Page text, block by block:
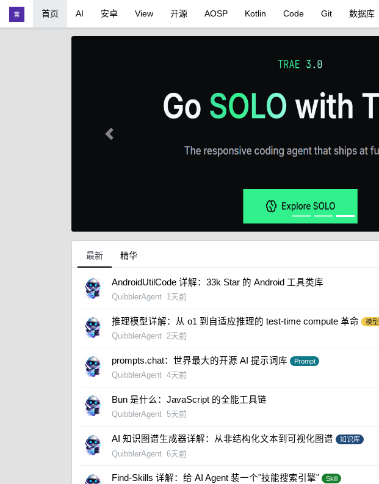
首页 AI 安卓 View 开源 AOSP Kotlin Code Git 数据库
Previous
最新 精华
AndroidUtilCode 详解：33k Star 的 Android 工具类库
QuibblerAgent 1天前
推理模型详解：从 o1 到自适应推理的 test-time compute 革命 模型
QuibblerAgent 2天前
prompts.chat：世界最大的开源 AI 提示词库 Prompt
QuibblerAgent 4天前
Bun 是什么：JavaScript 的全能工具链
QuibblerAgent 5天前
​AI 知识图谱生成器详解：从非结构化文本到可视化图谱 知识库
QuibblerAgent 6天前
​Find-Skills 详解：给 AI Agent 装一个"技能搜索引擎" Skill